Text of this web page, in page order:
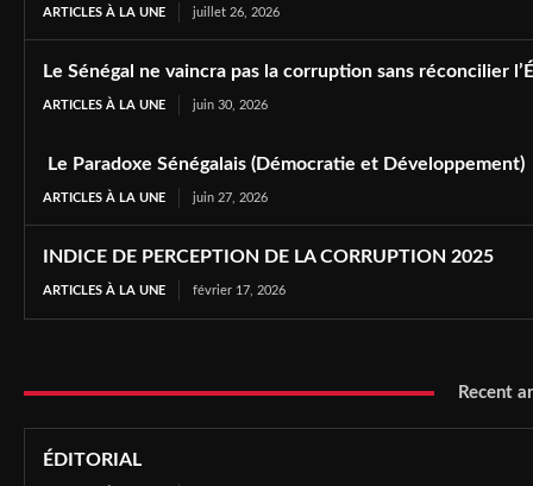
ARTICLES À LA UNE juillet 26, 2026
Le Sénégal ne vaincra pas la corruption sans réconcilier
ARTICLES À LA UNE juin 30, 2026
Le Paradoxe Sénégalais (Démocratie et Développement)
ARTICLES À LA UNE juin 27, 2026
INDICE DE PERCEPTION DE LA CORRUPTION 2025
ARTICLES À LA UNE février 17, 2026
Recent
ÉDITORIAL